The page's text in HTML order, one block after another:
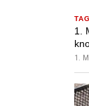
1.
1.